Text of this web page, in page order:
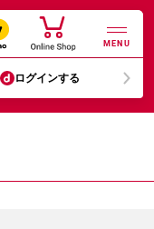
MENU
ログインする